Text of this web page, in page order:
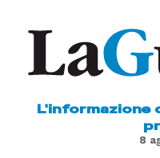
L'informazione
8